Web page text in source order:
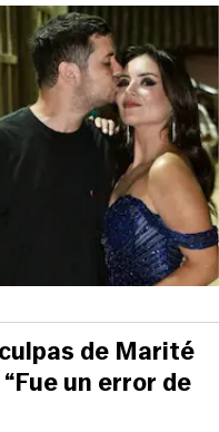
de Marité
un error de